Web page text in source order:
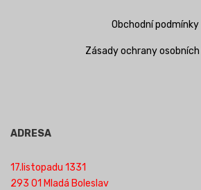
Obchodní podmínky
Zásady ochrany osobních
ADRESA
17.listopadu 1331
293 01 Mladá Boleslav